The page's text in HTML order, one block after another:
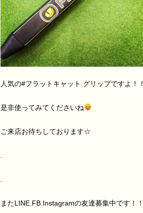
人気の#フラットキャット グリップですよ！！
是非使ってみてくださいね
ご来店お待ちしております☆
またLINE.FB.Instagramの友達募集中です！！